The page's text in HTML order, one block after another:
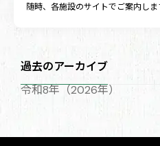
随時、各施設のサイトでご案内しま
過去のアーカイブ
令和8年（2026年）